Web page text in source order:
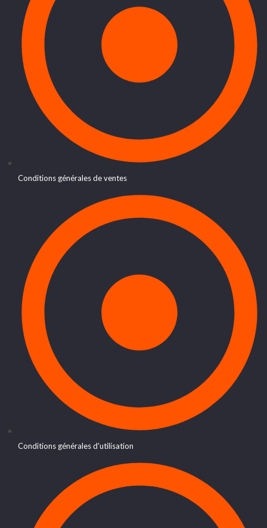
Conditions générales de ventes
Conditions générales d'utilisation